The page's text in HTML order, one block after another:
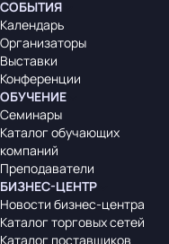
СОБЫТИЯ
Календарь
Организаторы
Выставки
Конференции
ОБУЧЕНИЕ
Семинары
Каталог обучающих
компаний
Преподаватели
БИЗНЕС-ЦЕНТР
Новости бизнес-центра
Каталог торговых сетей
Каталог поставщиков